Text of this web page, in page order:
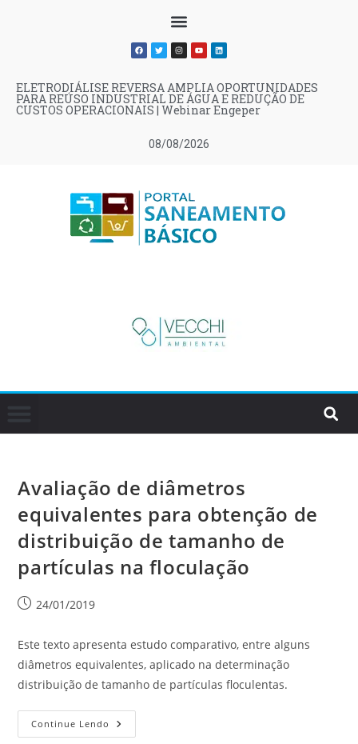
08/08/2026
ELETRODIÁLISE REVERSA AMPLIA OPORTUNIDADES
PARA REÚSO INDUSTRIAL DE ÁGUA E REDUÇÃO DE
CUSTOS OPERACIONAIS | Webinar Engeper
Avaliação de diâmetros
equivalentes para obtenção de
distribuição de tamanho de
partículas na floculação
24/01/2019
Este texto apresenta estudo comparativo, entre alguns
diâmetros equivalentes, aplicado na determinação
distribuição de tamanho de partículas floculentas.
Continue Lendo